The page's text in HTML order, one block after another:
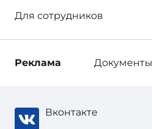
Для сотрудников
Реклама Документы
Вконтакте